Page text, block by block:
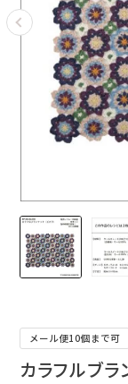
メール便10個まで可
カラフルブラ